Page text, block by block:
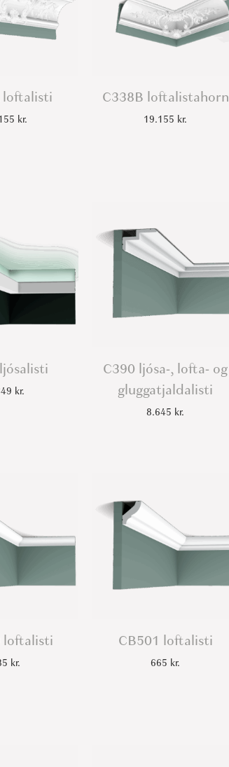
loftalisti
kr.
C338B loftalistahorn
19.155 kr.
kr.
C390 ljósa-, lofta- og
gluggatjaldalisti
8.645 kr.
loftalisti
kr.
CB501 loftalisti
665 kr.